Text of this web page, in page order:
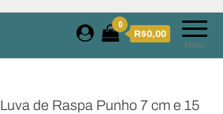
Menu
0
R$0,00
Luva de Raspa Punho 7 cm e 15